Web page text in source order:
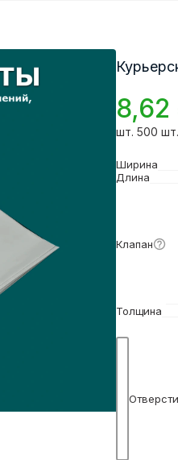
шт. 500 шт.
Ширина
Длина
Клапан
Толщина